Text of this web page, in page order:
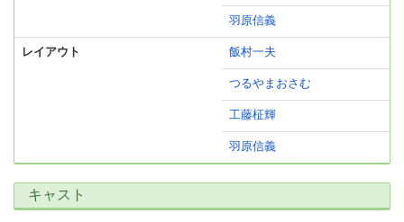
羽原信義
レイアウト 飯村一夫
つるやまおさむ
工藤柾輝
羽原信義
キャスト